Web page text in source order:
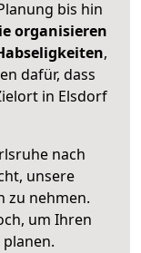
bis hin
organisieren
,
dafür, dass
in Elsdorf
nach
unsere
zu nehmen.
um Ihren
planen.